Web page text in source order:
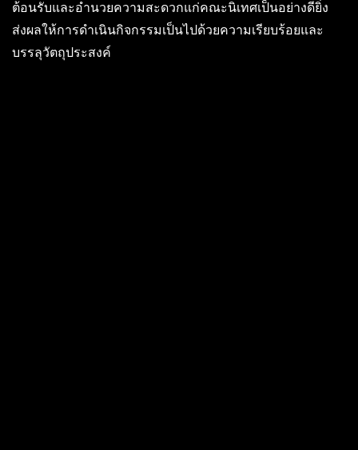
ต้อนรับและอำนวยความสะดวกแก่คณะนิเทศเป็นอย่างดียิ่ง
ส่งผลให้การดำเนินกิจกรรมเป็นไปด้วยความเรียบร้อยและ
บรรลุวัตถุประสงค์